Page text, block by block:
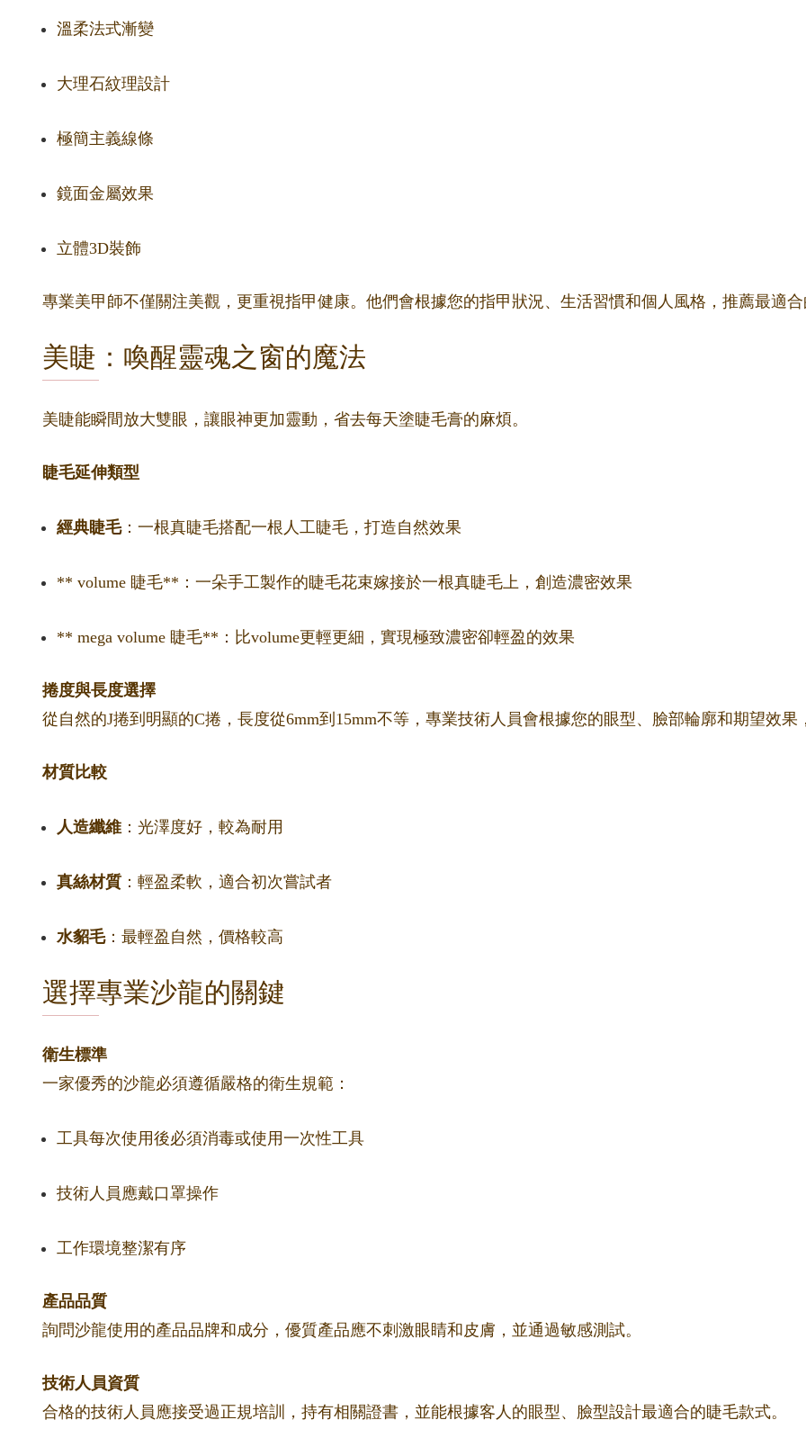
溫柔法式漸變
大理石紋理設計
極簡主義線條
鏡面金屬效果
立體3D裝飾
專業美甲師不僅關注美觀，更重視指甲健康。他們會根據您的指甲狀況、生活習慣和個人風格，推薦最適合
美睫：喚醒靈魂之窗的魔法
美睫能瞬間放大雙眼，讓眼神更加靈動，省去每天塗睫毛膏的麻煩。
睫毛延伸類型
經典睫毛：一根真睫毛搭配一根人工睫毛，打造自然效果
** volume 睫毛**：一朵手工製作的睫毛花束嫁接於一根真睫毛上，創造濃密效果
** mega volume 睫毛**：比volume更輕更細，實現極致濃密卻輕盈的效果
捲度與長度選擇
從自然的J捲到明顯的C捲，長度從6mm到15mm不等，專業技術人員會根據您的眼型、臉部輪廓和期望效果
材質比較
人造纖維 ：光澤度好，較為耐用
真絲材質 ：輕盈柔軟，適合初次嘗試者
水貂毛：最輕盈自然，價格較高
選擇專業沙龍的關鍵
衛生標準
一家優秀的沙龍必須遵循嚴格的衛生規範：
工具每次使用後必須消毒或使用一次性工具
技術人員應戴口罩操作
工作環境整潔有序
產品品質
詢問沙龍使用的產品品牌和成分，優質產品應不刺激眼睛和皮膚，並通過敏感測試。
技術人員資質
合格的技術人員應接受過正規培訓，持有相關證書，並能根據客人的眼型、臉型設計最適合的睫毛款式。